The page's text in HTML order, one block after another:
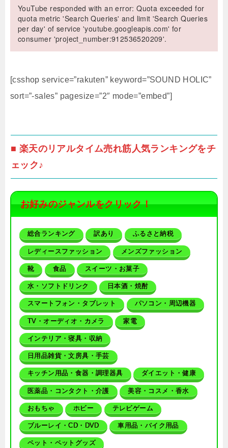
YouTube responded with an error: Quota exceeded for
quota metric 'Search Queries' and limit 'Search Queries
per day' of service 'youtube.googleapis.com' for
consumer 'project_number:912536520209'.
[csshop service=”rakuten” keyword=”SOUND HOLIC”
sort=”-sales” pagesize=”2″ mode=”embed”]
■ 楽天のリアルタイム売れ筋人気ランキングをチ
ェック♪
お好みのジャンルをクリック！
総合ランキング 訳あり ふるさと納税
レディースファッション メンズファッション
靴 食品 スイーツ・お菓子
水・ソフトドリンク 日本酒・焼酎
スマートフォン・タブレット パソコン・周辺機器
TV・オーディオ・カメラ 家電
インテリア・寝具・収納
日用品雑貨・文房具・手芸
キッチン用品・食器・調理器具 ダイエット・健康
医薬品・コンタクト・介護 美容・コスメ・香水
おもちゃ ホビー テレビゲーム
ブルーレイ・CD・DVD 車用品・バイク用品
ペット・ペットグッズ